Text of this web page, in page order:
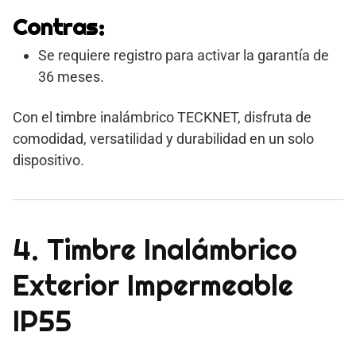
Contras:
Se requiere registro para activar la garantía de
36 meses.
Con el timbre inalámbrico TECKNET, disfruta de
comodidad, versatilidad y durabilidad en un solo
dispositivo.
4. Timbre Inalámbrico
Exterior Impermeable
IP55